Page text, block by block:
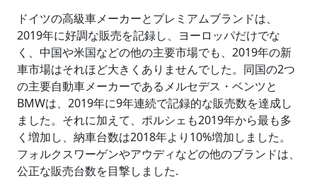
ドイツの高級車メーカーとプレミアムブランドは、
2019年に好調な販売を記録し、ヨーロッパだけでな
く、中国や米国などの他の主要市場でも、2019年の新
車市場はそれほど大きくありませんでした。同国の2つ
の主要自動車メーカーであるメルセデス・ベンツと
BMWは、2019年に9年連続で記録的な販売数を達成し
ました。それに加えて、ポルシェも2019年から最も多
く増加し、納車台数は2018年より10%増加しました。
フォルクスワーゲンやアウディなどの他のブランドは、
公正な販売台数を目撃しました.